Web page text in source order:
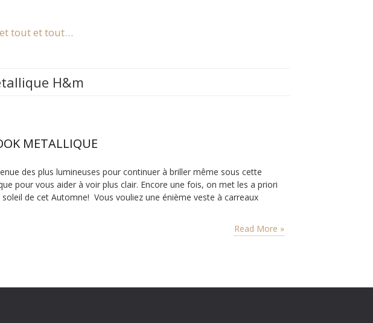
tout et tout…
H&m
METALLIQUE
des plus lumineuses pour continuer à briller même sous cette
pour vous aider à voir plus clair. Encore une fois, on met les a priori
de cet Automne! Vous vouliez une énième veste à carreaux
Read More »